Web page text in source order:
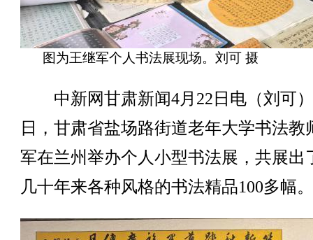
图为王继军个人书法展现场。刘可 摄
中新网甘肃新闻4月22日电（刘可
日，甘肃省盐场路街道老年大学书法教
军在兰州举办个人小型书法展，共展出
几十年来各种风格的书法精品100多幅。